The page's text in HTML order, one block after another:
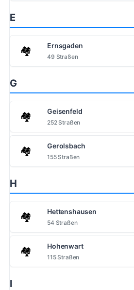
E
🏘️ Ernsgaden
49 Straßen
G
🏘️ Geisenfeld
252 Straßen
🏘️ Gerolsbach
155 Straßen
H
🏘️ Hettenshausen
54 Straßen
🏘️ Hohenwart
115 Straßen
I